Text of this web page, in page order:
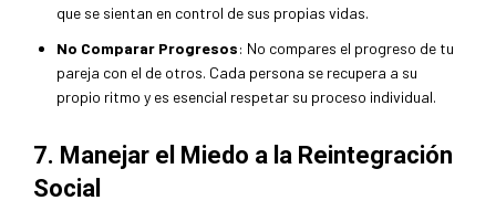
que se sientan en control de sus propias vidas.
No Comparar Progresos: No compares el progreso de tu
pareja con el de otros. Cada persona se recupera a su
propio ritmo y es esencial respetar su proceso individual.
7. Manejar el Miedo a la Reintegración
Social